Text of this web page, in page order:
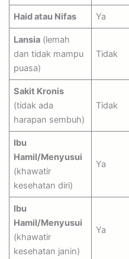
Haid atau Nifas Ya
Lansia(lemah
dan tidak mampu
puasa)
Tidak
Sakit Kronis
(tidak ada
harapan sembuh)
Tidak
Ibu
Hamil/Menyusui
(khawatir
kesehatan diri)
Ya
Ibu
Hamil/Menyusui
(khawatir
kesehatan janin)
Ya